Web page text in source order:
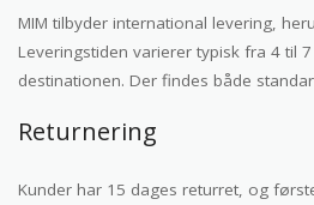
MIM tilbyder international levering,
Leveringstiden varierer typisk fra 4 til
destinationen. Der findes både
Returnering
Kunder har 15 dages returret, og